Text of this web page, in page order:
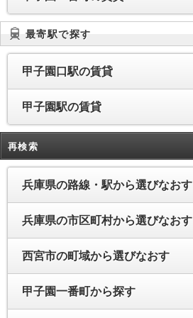
最寄駅で探す
甲子園口駅の賃貸
甲子園駅の賃貸
再検索
兵庫県の路線・駅から選びなおす
兵庫県の市区町村から選びなおす
西宮市の町域から選びなおす
甲子園一番町から探す